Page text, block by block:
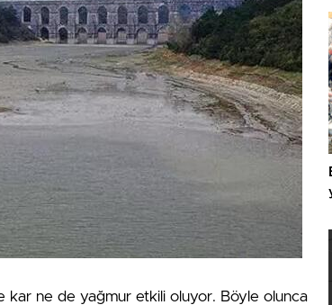
kar ne de yağmur etkili oluyor. Böyle olunca